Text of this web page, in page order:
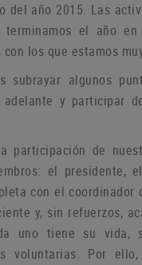
del año 2015. Las
terminamos el año
los que estamos
subrayar algunos
adelante y participar
participación de
el presidente,
con el
y, sin refuerzos,
uno tiene su
voluntarias. Por